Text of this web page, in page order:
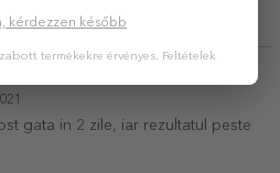
gata in 2 zile, iar rezultatul peste
kérdezzen később
termékekre érvényes. Feltételek